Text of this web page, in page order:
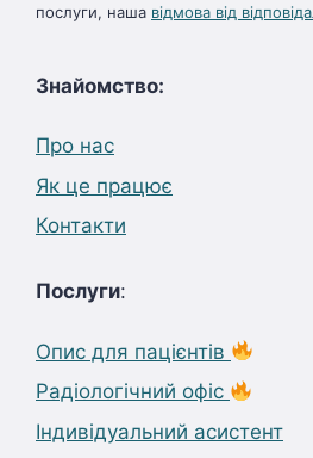
послуги, наша відмова від
Знайомство:
Про нас
Як це працює
Контакти
Послуги:
Опис для пацієнтів
Радіологічний офіс
Індивідуальний асистент